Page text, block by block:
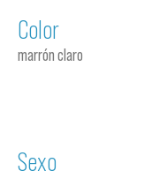
Color
marrón claro
Sexo